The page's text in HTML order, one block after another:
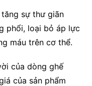
sự thư giãn
phổi, loại bỏ áp lực
máu trên cơ thể.
của dòng ghế
của sản phẩm